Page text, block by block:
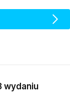
wydaniu